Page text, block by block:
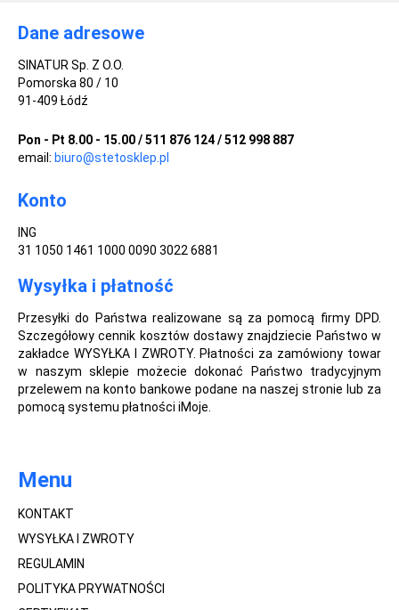
Dane adresowe
SINATUR Sp. Z O.O.
Pomorska 80 / 10
91-409 Łódź
Pon - Pt 8.00 - 15.00 / 511 876 124 / 512 998 887
email: biuro@stetosklep.pl
Konto
ING
31 1050 1461 1000 0090 3022 6881
Wysyłka i płatność
Przesyłki do Państwa realizowane są za pomocą firmy DPD.
Szczegółowy cennik kosztów dostawy znajdziecie Państwo w
zakładce WYSYŁKA I ZWROTY. Płatności za zamówiony towar
w naszym sklepie możecie dokonać Państwo tradycyjnym
przelewem na konto bankowe podane na naszej stronie lub za
pomocą systemu płatności iMoje.
Menu
KONTAKT
WYSYŁKA I ZWROTY
REGULAMIN
POLITYKA PRYWATNOŚCI